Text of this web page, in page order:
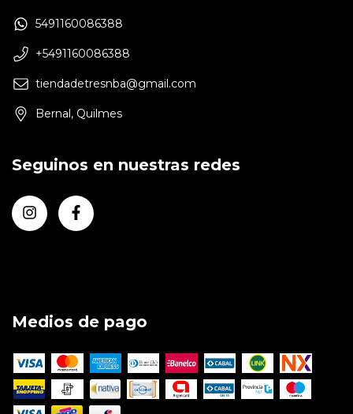
5491160086388
+5491160086388
tiendadetresnba@gmail.com
Bernal, Quilmes
Seguinos en nuestras redes
Medios de pago